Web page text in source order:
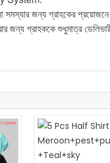
জন্য গ্রাহকের প্রয়োজনে
জন্য গ্রাহককে শুধুমাত্র